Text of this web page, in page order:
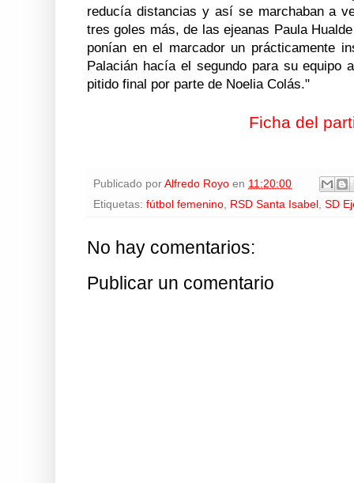
reducía distancias y así se marchaban a
tres goles más, de las ejeanas Paula
ponían en el marcador un prácticamente
Palacián hacía el segundo para su equipo
pitido final por parte de Noelia Colás."
Ficha del
Publicado por Alfredo Royo en 11:20:00
Etiquetas: fútbol femenino, RSD Santa Isabel , SD
No hay comentarios:
Publicar un comentario